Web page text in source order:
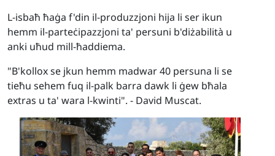
L-isbaħ ħaġa f'din il-produzzjoni hija li ser ikun
hemm il-parteċipazzjoni ta' persuni b'diżabilità u
anki uħud mill-ħaddiema.
"B'kollox se jkun hemm madwar 40 persuna li se
tieħu sehem fuq il-palk barra dawk li ġew bħala
extras u ta' wara l-kwinti". - David Muscat.